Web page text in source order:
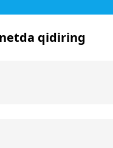
qidiring